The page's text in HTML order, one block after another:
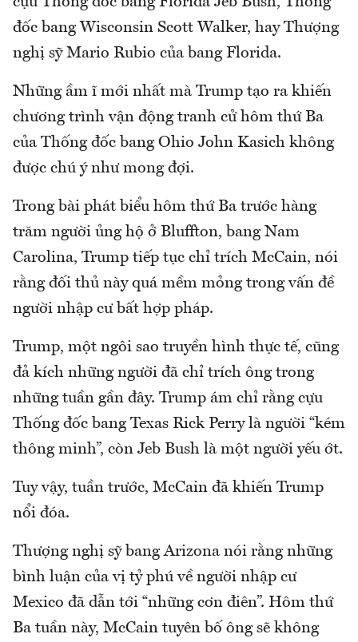
đốc bang Wisconsin Scott Walker, hay Thượng
nghị sỹ Mario Rubio của bang Florida.
Những ầm ĩ mới nhất mà Trump tạo ra khiến
chương trình vận động tranh cử hôm thứ Ba
của Thống đốc bang Ohio John Kasich không
được chú ý như mong đợi.
Trong bài phát biểu hôm thứ Ba trước hàng
trăm người ủng hộ ở Bluffton, bang Nam
Carolina, Trump tiếp tục chỉ trích McCain, nói
rằng đối thủ này quá mềm mỏng trong vấn đề
người nhập cư bất hợp pháp.
Trump, một ngôi sao truyền hình thực tế, cũng
đả kích những người đã chỉ trích ông trong
những tuần gần đây. Trump ám chỉ rằng cựu
Thống đốc bang Texas Rick Perry là người “kém
thông minh”, còn Jeb Bush là một người yếu ớt.
Tuy vậy, tuần trước, McCain đã khiến Trump
nổi đóa.
Thượng nghị sỹ bang Arizona nói rằng những
bình luận của vị tỷ phú về người nhập cư
Mexico đã dẫn tới “những cơn điên”. Hôm thứ
Ba tuần này, McCain tuyên bố ông sẽ không